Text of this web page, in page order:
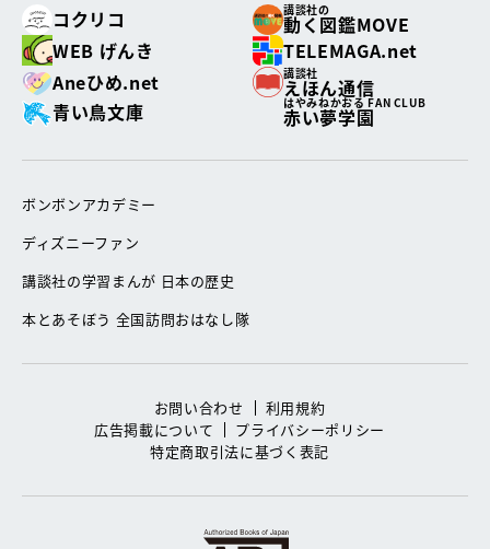
コクリコ
講談社の
動く図鑑MOVE
WEB げんき
TELEMAGA.net
Aneひめ.net
講談社
えほん通信
青い鳥文庫
はやみねかおる FAN CLUB
赤い夢学園
ボンボンアカデミー
ディズニーファン
講談社の学習まんが 日本の歴史
本とあそぼう 全国訪問おはなし隊
お問い合わせ
利用規約
広告掲載について
プライバシーポリシー
特定商取引法に基づく表記